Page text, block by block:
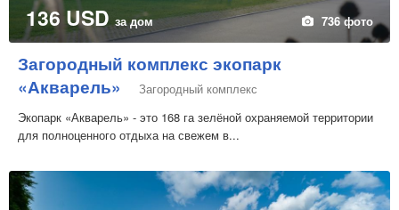
136 USDза дом 736 фото
Загородный комплекс экопарк
«Акварель»
Загородный комплекс
Экопарк «Акварель» - это 168 га зелёной охраняемой территории
для полноценного отдыха на свежем в...